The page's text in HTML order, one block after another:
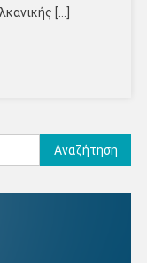
[…]
Αναζήτηση
για: